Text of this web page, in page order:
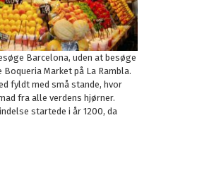
Barcelona, uden at besøge
Market på La Rambla.
fyldt med små stande, hvor
fra alle verdens hjørner.
startede i år 1200, da